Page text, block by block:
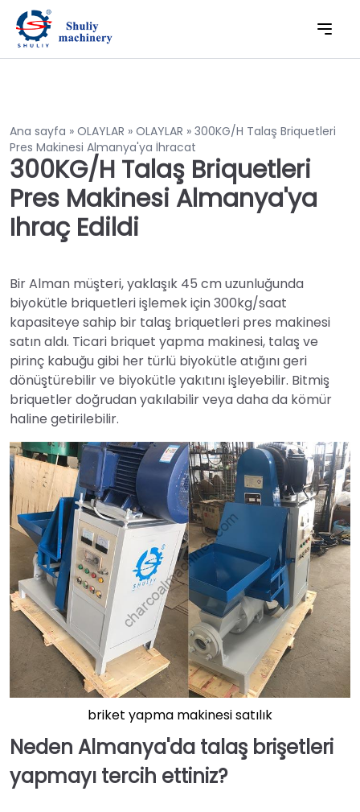
Ana sayfa » OLAYLAR » OLAYLAR » 300KG/H Talaş Briquetleri
Pres Makinesi Almanya'ya İhracat
300KG/H Talaş Briquetleri
Pres Makinesi Almanya'ya
Ihraç Edildi
Bir Alman müşteri, yaklaşık 45 cm uzunluğunda
biyokütle briquetleri işlemek için 300kg/saat
kapasiteye sahip bir talaş briquetleri pres makinesi
satın aldı. Ticari briquet yapma makinesi, talaş ve
pirinç kabuğu gibi her türlü biyokütle atığını geri
dönüştürebilir ve biyokütle yakıtını işleyebilir. Bitmiş
briquetler doğrudan yakılabilir veya daha da kömür
haline getirilebilir.
briket yapma makinesi satılık
Neden Almanya'da talaş brişetleri
yapmayı tercih ettiniz?